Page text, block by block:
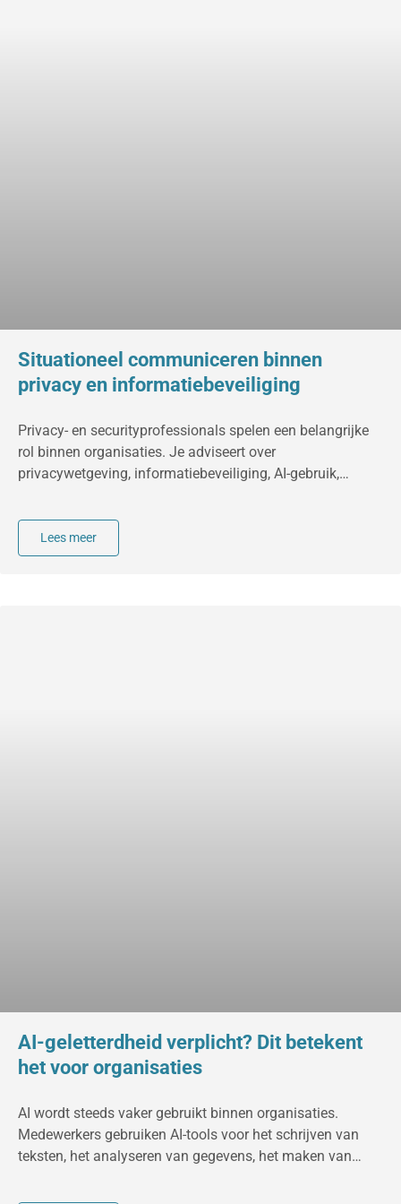
Situationeel communiceren binnen
privacy en informatiebeveiliging
Privacy- en securityprofessionals spelen een belangrijke
rol binnen organisaties. Je adviseert over
privacywetgeving, informatiebeveiliging, AI-gebruik,
management mee te nemen in maatregelen die nodig zijn
om persoonsgegevens en systemen beter te beschermen.
Toch merken veel professionals dat dit niet altijd
Lees meer
AI-geletterdheid verplicht? Dit betekent
het voor organisaties
AI wordt steeds vaker gebruikt binnen organisaties.
Medewerkers gebruiken AI-tools voor het schrijven van
teksten, het analyseren van gegevens, het maken van
Tegelijkertijd nemen de risico’s toe. Denk aan